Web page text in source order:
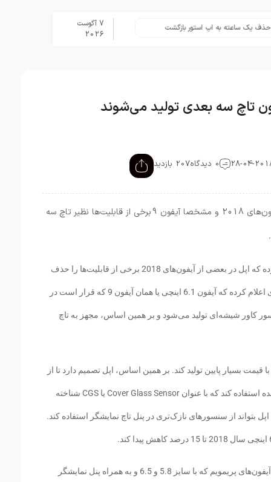
ساعته به اپ استور بازگشت
7 آگوست
2026
0 دیدگاه 207 بازدید
اپل تصمیم دارد تا به ‌منظور کاهش قیمت آیفون‌های 2018 و مشخصا آیفون 9 برخی از قابلیت‌ها نظیر تاچ سه
مینگ چی کو، تحلیل گر KGI Securities اعلام کرده که اپل در بعضی از آیفون‌های 2018 برخی از قابلیت‌ها را حذف
می‌کند تا قیمت این محصولات را کاهش بدهد. وی اعلام کرده که آیفون 6.1 اینچی یا همان آیفون 9 که قرار است در
کاور شیشه‌ای تولید می‌شود و بر همین اساس، مجهز به تاچ
دارد تا آیفون 6.1 اینچی ( آیفون 9 ) را با قیمت بسیار پایین تولید کند. بر همین اساس، اپل تصمیم دارد تا از
یک فناوری متفاوت برای نمایشگر محصول یاد شده استفاده کند که با عنوان Cover Glass Sensor یا CGS شناخته
بتواند از سنسورهای نازک‌تری در پنل تاچ نمایشگر استفاده کند.
مینگ چی کو همچنین اعلام کرده که اپل در تولید آیفون‌های پریمویم که با سایز 5.8 و 6.5 و به همراه پنل نمایشگر